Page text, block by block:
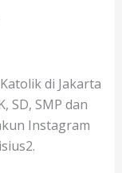
di Jakarta
SD, SMP dan
Instagram